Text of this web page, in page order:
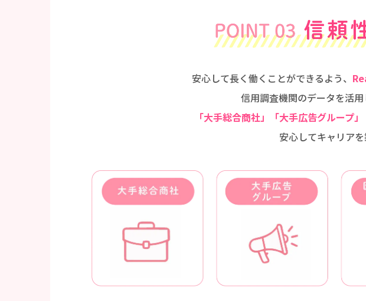
安心して長く働くことができるよう、
信用調査機関のデータを活
「大手総合商社」「大手広告グループ
安心してキャリア